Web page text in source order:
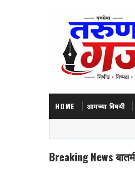
HOME आमच्या विषयी
Breaking News